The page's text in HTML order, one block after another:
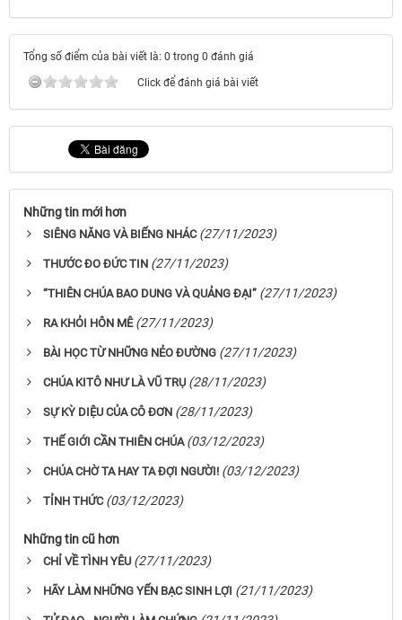
Tổng số điểm của bài viết là: 0 trong 0 đánh giá
Click để đánh giá bài viết
Những tin mới hơn
SIÊNG NĂNG VÀ BIẾNG NHÁC (27/11/2023)
THƯỚC ĐO ĐỨC TIN (27/11/2023)
“THIÊN CHÚA BAO DUNG VÀ QUẢNG ĐẠI” (27/11/2023)
RA KHỎI HÔN MÊ (27/11/2023)
BÀI HỌC TỪ NHỮNG NẺO ĐƯỜNG (27/11/2023)
CHÚA KITÔ NHƯ LÀ VŨ TRỤ (28/11/2023)
SỰ KỲ DIỆU CỦA CÔ ĐƠN (28/11/2023)
THẾ GIỚI CẦN THIÊN CHÚA (03/12/2023)
CHÚA CHỜ TA HAY TA ĐỢI NGƯỜI! (03/12/2023)
TỈNH THỨC (03/12/2023)
Những tin cũ hơn
CHỈ VỀ TÌNH YÊU (27/11/2023)
HÃY LÀM NHỮNG YẾN BẠC SINH LỢI (21/11/2023)